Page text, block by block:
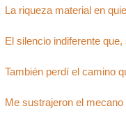
La riqueza material en
El silencio indiferente
También perdí el camino
Me sustrajeron el